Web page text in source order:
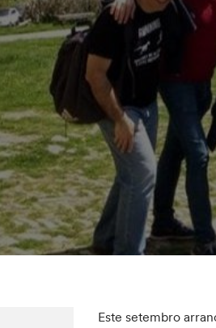
Este setembro